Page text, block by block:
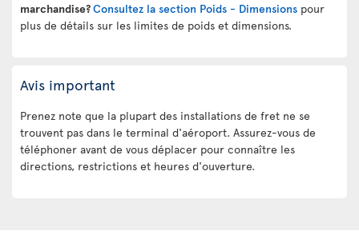
marchandise?Consultez la section Poids - Dimensions pour
plus de détails sur les limites de poids et dimensions.
Avis important
Prenez note que la plupart des installations de fret ne se
trouvent pas dans le terminal d'aéroport. Assurez-vous de
téléphoner avant de vous déplacer pour connaître les
directions, restrictions et heures d'ouverture.